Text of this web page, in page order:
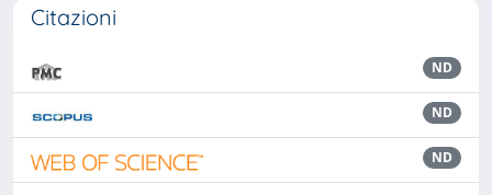
Citazioni
ND
ND
ND